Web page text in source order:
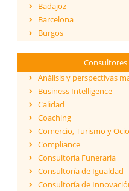
Badajoz
Barcelona
Burgos
Cantabria
Castellón
Ceuta
Ciudad Real
Córdoba
Cuenca
Girona
Granada
Guadalajara
Consultores
Análisis y perspectivas
Business Intelligence
Calidad
Coaching
Comercio, Turismo y Ocio
Compliance
Consultoría Funeraria
Consultoría de Igualdad
Consultoría de